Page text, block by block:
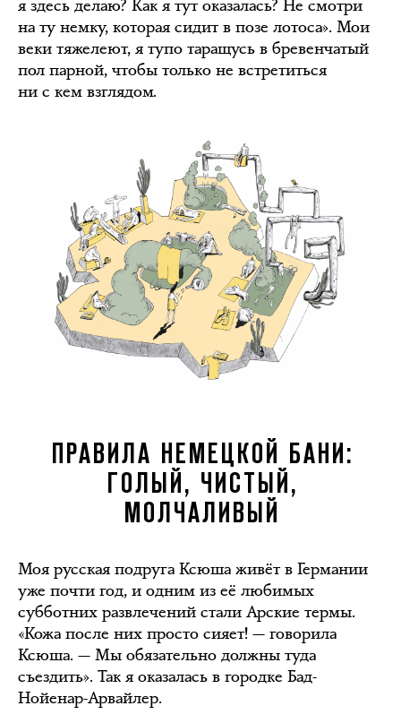
я здесь делаю? Как я тут оказалась? Не смотри
на ту немку, которая сидит в позе лотоса». Мои
веки тяжелеют, я тупо таращусь в бревенчатый
пол парной, чтобы только не встретиться
ни с кем взглядом.
ПРАВИЛА НЕМЕЦКОЙ БАНИ:
ГОЛЫЙ, ЧИСТЫЙ,
МОЛЧАЛИВЫЙ
Моя русская подруга Ксюша живёт в Германии
уже почти год, и одним из её любимых
субботних развлечений стали Арские термы.
«Кожа после них просто сияет! — говорила
Ксюша. — Мы обязательно должны туда
съездить». Так я оказалась в городке Бад-
Нойенар-Арвайлер.